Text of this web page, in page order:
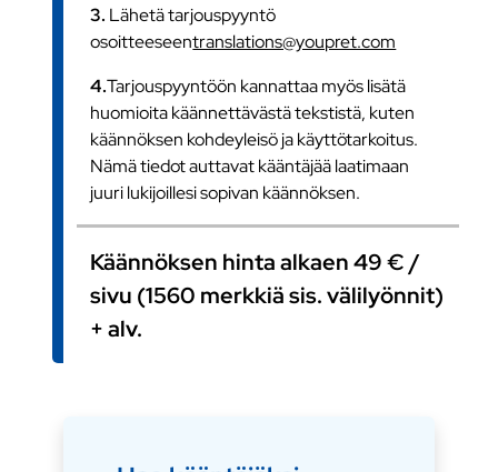
3. Lähetä tarjouspyyntö
osoitteeseentranslations@youpret.com
4.Tarjouspyyntöön kannattaa myös lisätä
huomioita käännettävästä tekstistä, kuten
käännöksen kohdeyleisö ja käyttötarkoitus.
Nämä tiedot auttavat kääntäjää laatimaan
juuri lukijoillesi sopivan käännöksen.
Käännöksen hinta alkaen 49 € /
sivu (1560 merkkiä sis. välilyönnit)
+ alv.